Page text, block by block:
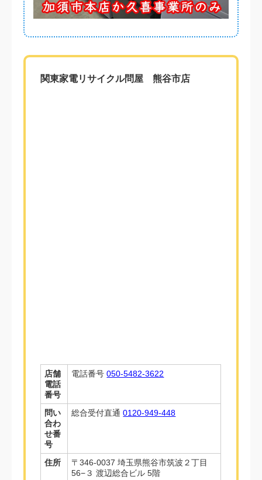
関東家電リサイクル問屋 熊谷市店
店舗
電話
番号
電話番号050-5482-3622
問い
合わ
せ番
号
総合受付直通0120-949-448
住所
〒346-0037 埼玉県熊谷市筑波２丁目
56−３ 渡辺総合ビル 5階